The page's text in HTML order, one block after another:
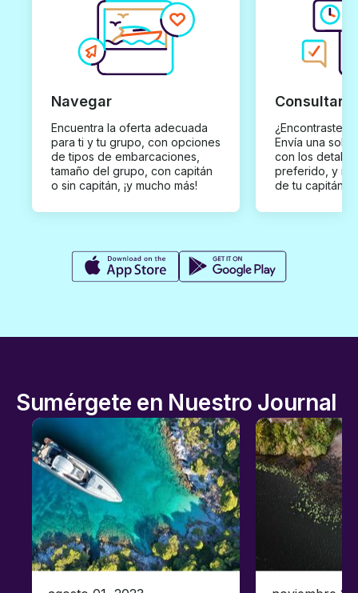
Navegar
Encuentra la oferta adecuada
para ti y tu grupo, con opciones
de tipos de embarcaciones,
tamaño del grupo, con capitán
o sin capitán, ¡y mucho más!
Consultar
¿Encontraste
Envía una
con los
preferido, y
de tu capitán
Sumérgete en Nuestro Journal